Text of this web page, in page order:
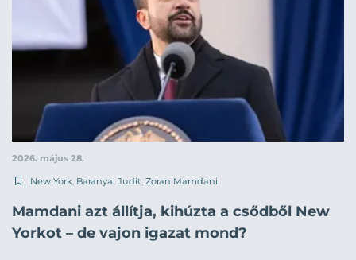
2026. május 28.
New York Baranyai Judit Zoran Mamdani
Mamdani azt állítja, kihúzta a csődből New
Yorkot – de vajon igazat mond?